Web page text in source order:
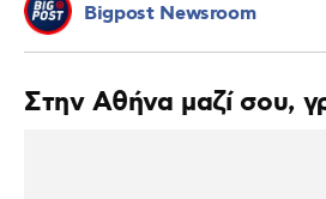
Bigpost Newsroom
Στην Αθήνα μαζί σου,